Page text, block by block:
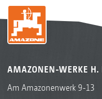
AMAZONEN-WERKE H.
Am Amazonenwerk 9-13